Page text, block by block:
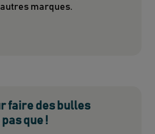
marques.
faire des bulles
que !